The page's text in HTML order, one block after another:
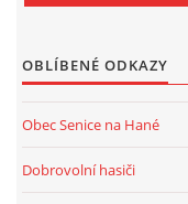
OBLÍBENÉ ODKAZY
Obec Senice na Hané
Dobrovolní hasiči